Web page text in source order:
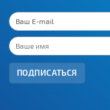
ПОДПИСАТЬСЯ